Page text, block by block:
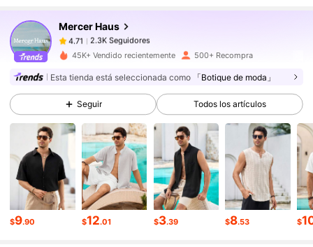
Mercer Haus
4.71 2.3K Seguidores
4.71 2.3K Seguidores
4.71 2.3K Seguidores
2.3K Seguidores
45K+ Vendido recientemente 500+ Recompra
Esta tienda está seleccionada como 「Botique de moda」
Seguir Todos los artículos
$9.90 $12.01 $3.39 $8.53 $